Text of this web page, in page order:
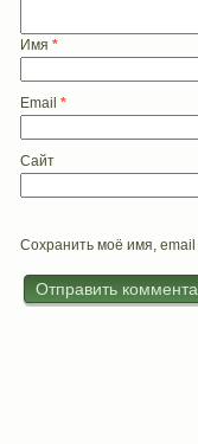
Имя *
Email *
Сайт
Сохранить моё имя,